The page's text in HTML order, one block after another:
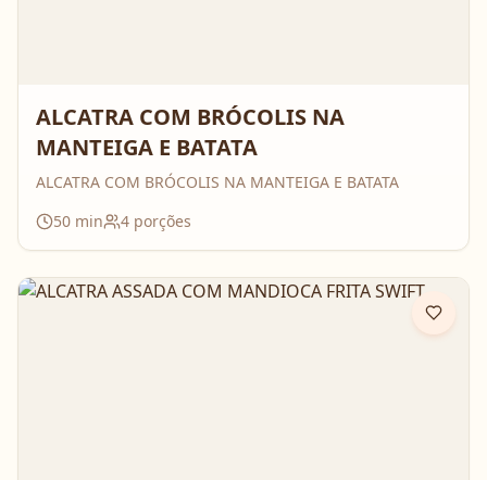
ALCATRA COM BRÓCOLIS NA
MANTEIGA E BATATA
ALCATRA COM BRÓCOLIS NA MANTEIGA E BATATA
50 min 4 porções